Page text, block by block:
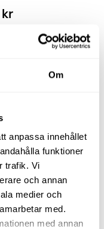
Om
anpassa innehållet
funktioner
trafik. Vi
och annan
medier och
med.
med annan
kr
Lägg till i varukorg
Hjälpen
Bag - var
om olyckan är
kr